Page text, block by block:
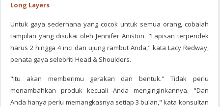
Long Layers
Untuk gaya sederhana yang cocok untuk semua orang, cobalah
tampilan yang disukai oleh Jennifer Aniston. "Lapisan terpendek
harus 2 hingga 4 inci dari ujung rambut Anda," kata Lacy Redway,
penata gaya selebriti Head & Shoulders.
"Itu akan memberimu gerakan dan bentuk." Tidak perlu
menambahkan produk kecuali Anda menginginkannya. "Dan
Anda hanya perlu memangkasnya setiap 3 bulan," kata konsultan